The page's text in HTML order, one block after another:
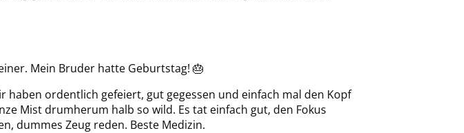
Mein Bruder hatte Geburtstag! 🎂
ordentlich gefeiert, gut gegessen und einfach mal den Kopf
Mist drumherum halb so wild. Es tat einfach gut, den Fokus
dummes Zeug reden. Beste Medizin.